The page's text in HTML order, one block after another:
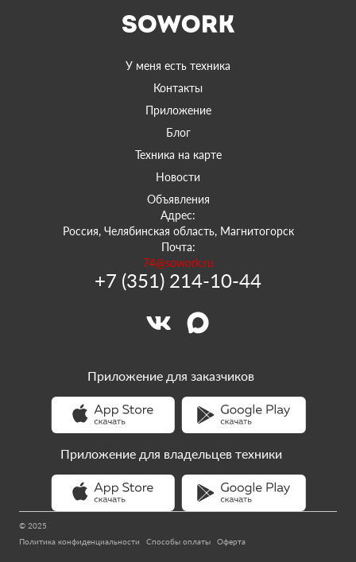
У меня есть техника
Контакты
Приложение
Блог
Техника на карте
Новости
Объявления
Адрес:
Россия, Челябинская область, Магнитогорск
Почта:
74@sowork.ru
+7 (351) 214-10-44
© 2025
Политика конфиденциальности
Способы оплаты Оферта
Приложение для заказчиков
Приложение для владельцев техники